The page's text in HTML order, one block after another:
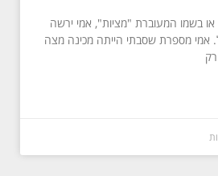
או בשמו המעוברת "מציות", אמי ירשה
אמי מספרת שסבתי הייתה מכינה מצה